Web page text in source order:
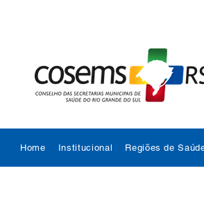
Home Institucional Regiões de